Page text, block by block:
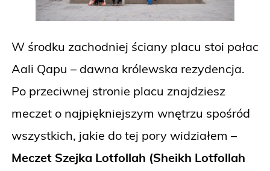
W środku zachodniej ściany placu stoi pałac
Aali Qapu – dawna królewska rezydencja.
Po przeciwnej stronie placu znajdziesz
meczet o najpiękniejszym wnętrzu spośród
wszystkich, jakie do tej pory widziałem –
Meczet Szejka Lotfollah (Sheikh Lotfollah